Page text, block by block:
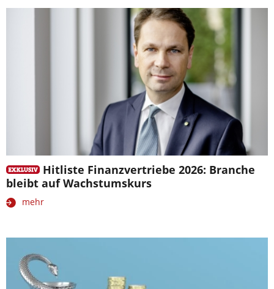
Hitliste Finanzvertriebe 2026: Branche
bleibt auf Wachstumskurs
mehr